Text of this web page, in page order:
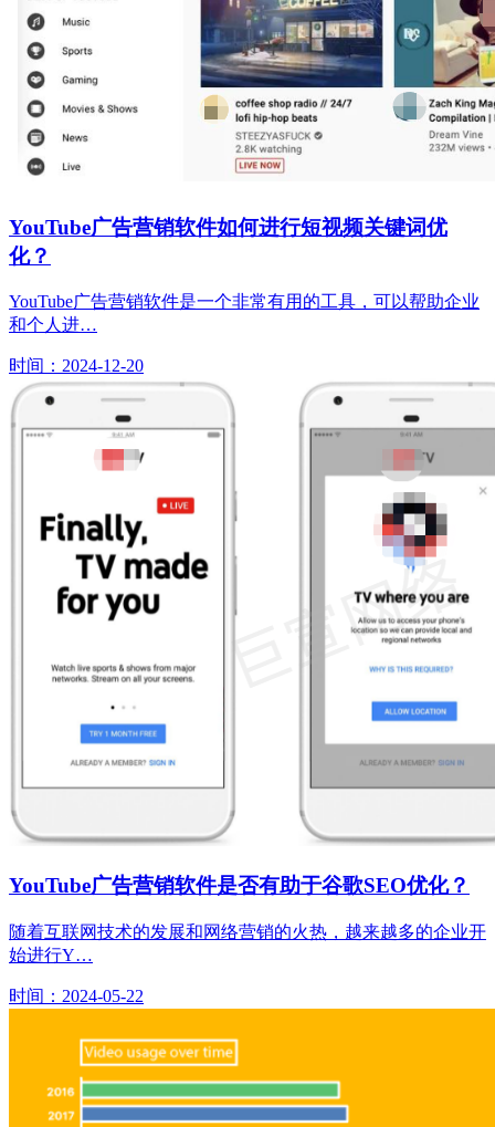
YouTube广告营销软件如何进行短视频关键词优
化？
YouTube广告营销软件是一个非常有用的工具，可以帮助企业
和个人进…
时间：2024-12-20
YouTube广告营销软件是否有助于谷歌SEO优化？
随着互联网技术的发展和网络营销的火热，越来越多的企业开
始进行Y…
时间：2024-05-22